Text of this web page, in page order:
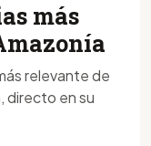
más
relevante de
directo en su